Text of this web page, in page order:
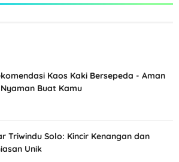
Kaos Kaki Bersepeda - Aman
Buat Kamu
Triwindu Solo: Kincir Kenangan dan
Unik